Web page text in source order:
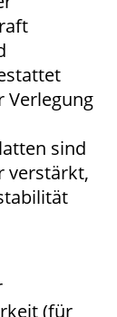
Verlegung
sind
verstärkt,
(für